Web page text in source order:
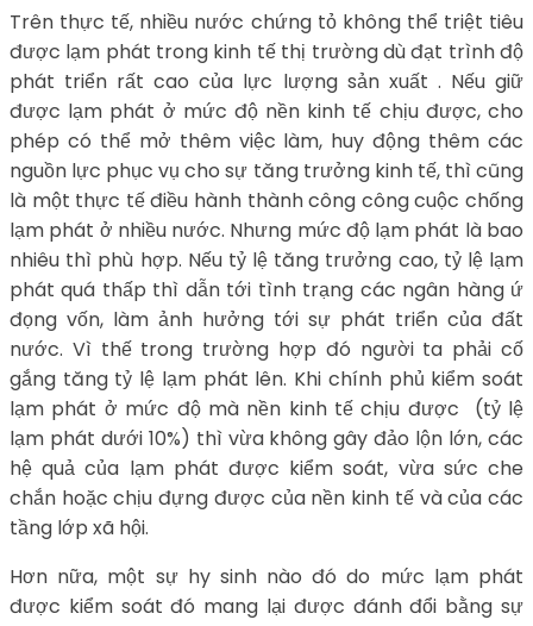
Trên thực tế, nhiều nước chứng tỏ không thể triệt tiêu
được lạm phát trong kinh tế thị trường dù đạt trình độ
phát triển rất cao của lực lượng sản xuất . Nếu giữ
được lạm phát ở mức độ nền kinh tế chịu được, cho
phép có thể mở thêm việc làm, huy động thêm các
nguồn lực phục vụ cho sự tăng trưởng kinh tế, thì cũng
là một thực tế điều hành thành công công cuộc chống
lạm phát ở nhiều nước. Nhưng mức độ lạm phát là bao
nhiêu thì phù hợp. Nếu tỷ lệ tăng trưởng cao, tỷ lệ lạm
phát quá thấp thì dẫn tới tình trạng các ngân hàng ứ
đọng vốn, làm ảnh hưởng tới sự phát triển của đất
nước. Vì thế trong trường hợp đó người ta phải cố
gắng tăng tỷ lệ lạm phát lên. Khi chính phủ kiểm soát
lạm phát ở mức độ mà nền kinh tế chịu được (tỷ lệ
lạm phát dưới 10%) thì vừa không gây đảo lộn lớn, các
hệ quả của lạm phát được kiểm soát, vừa sức che
chắn hoặc chịu đựng được của nền kinh tế và của các
tầng lớp xã hội.
Hơn nữa, một sự hy sinh nào đó do mức lạm phát
được kiểm soát đó mang lại được đánh đổi bằng sự